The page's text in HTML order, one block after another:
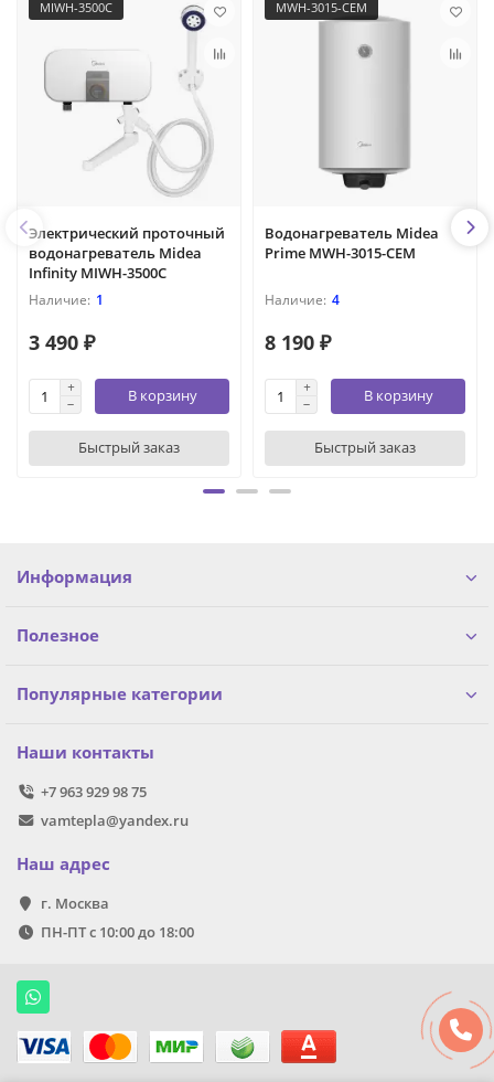
MIWH-3500C
Электрический проточный
водонагреватель Midea
Infinity MIWH-3500C
1
3 490 ₽
В корзину
Быстрый заказ
MWH-3015-CEM
Водонагреватель Midea
Prime MWH-3015-CEM
4
8 190 ₽
В корзину
Быстрый заказ
Информация
Полезное
Популярные категории
Наши контакты
+7 963 929 98 75
vamtepla@yandex.ru
Наш адрес
г. Москва
ПН-ПТ с 10:00 до 18:00